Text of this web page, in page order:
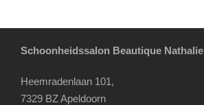
Schoonheidssalon Beautique Nathalie
Heemradenlaan 101,
7329 BZ Apeldoorn